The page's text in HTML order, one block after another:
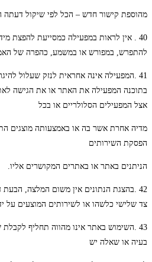
מהוספת קישור חדש – הכל לפי שיקול דעתה
40 . אין לראות במפעילה כמסייעת להפצת
להתפרש, במפורש או במשמע, כהפרה של
41 .המפעילה אינה אחראית לנזק שעלול
בתוכנה המפעילה את האתר או את הגישה
אצל המפעילים הסלולריים או בכל
מדיה אחרת אשר בה או באמצעותה מוצגים
הפסקת השירותים
הניתנים באתר או באתרים המקושרים אליו.
42 .בהצגת הנתונים אין משום המלצה,
צד שלישי כלשהו או לשירותים המוצעים על
43 .השימוש באתר אינו מהווה תחליף
בעיה או שאלה יש